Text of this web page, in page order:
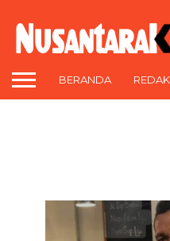
BERANDA